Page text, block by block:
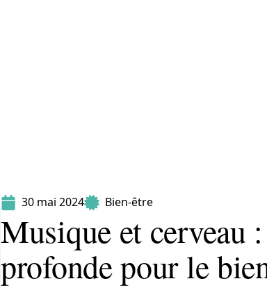
30 mai 2024 Bien-être
Musique et cerveau
profonde pour le